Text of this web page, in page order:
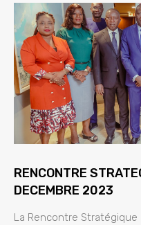
RENCONTRE
DECEMBRE 2023
La Rencontre Stratégique